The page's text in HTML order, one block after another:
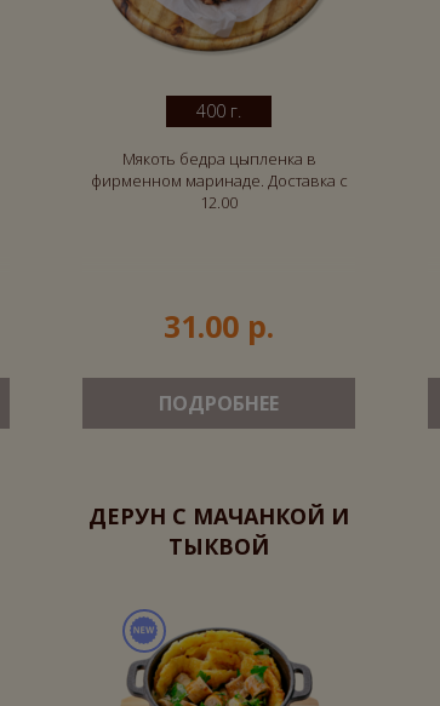
400 г.
Мякоть бедра цыпленка в
фирменном маринаде. Доставка с
12.00
31.00 р.
ПОДРОБНЕЕ
ДЕРУН С МАЧАНКОЙ И
ТЫКВОЙ